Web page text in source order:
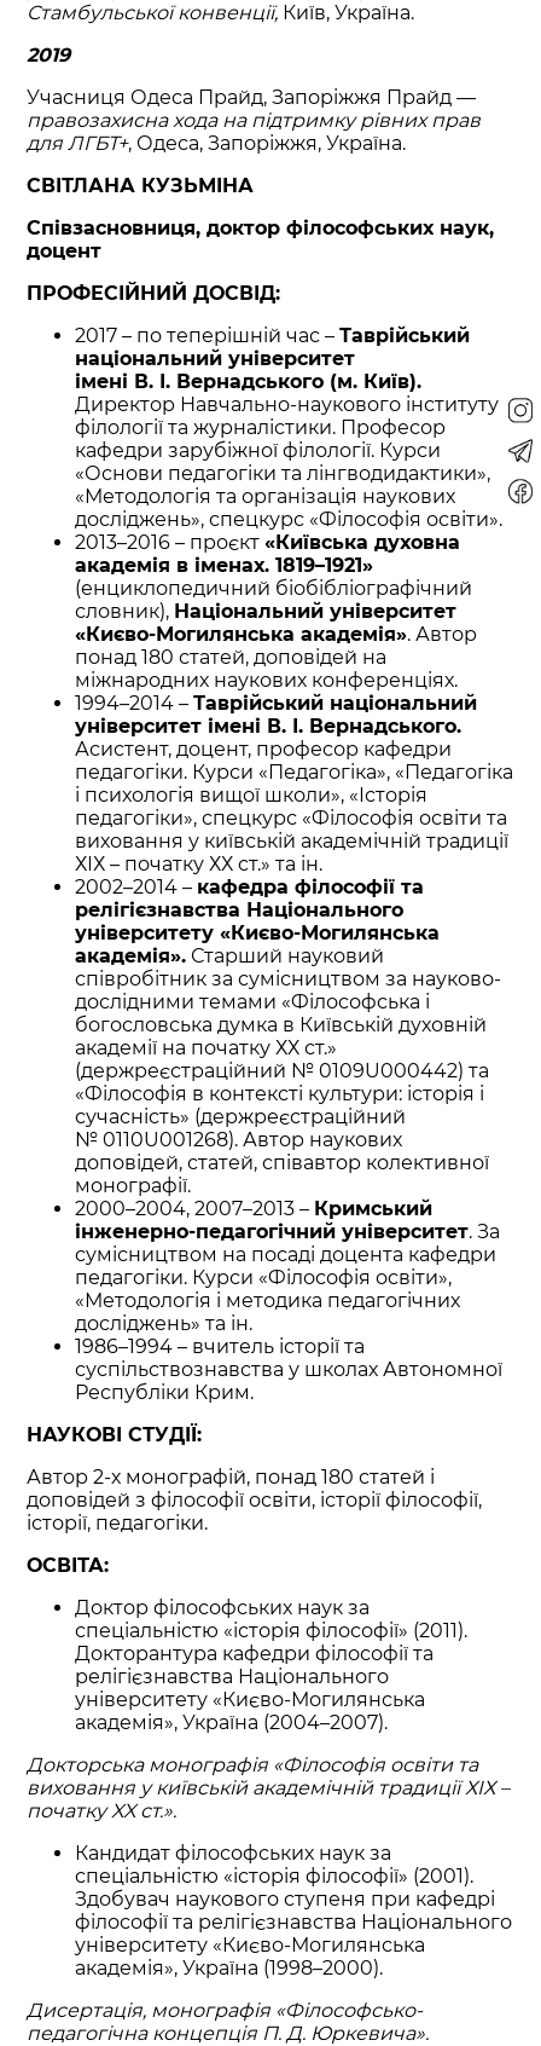
Стамбульської конвенції, Київ, Україна.
2019
Учасниця Одеса Прайд, Запоріжжя Прайд —
правозахисна хода на підтримку рівних прав
для ЛГБТ+, Одеса, Запоріжжя, Україна.
СВІТЛАНА КУЗЬМІНА
Співзасновниця, доктор філософських наук,
доцент
ПРОФЕСІЙНИЙ ДОСВІД:
2017 – по теперішній час –Таврійський
національний університет
імені В. І. Вернадського (м. Київ).
Директор Навчально-наукового інституту
філології та журналістики. Професор
кафедри зарубіжної філології. Курси
«Основи педагогіки та лінгводидактики»,
«Методологія та організація наукових
досліджень», спецкурс «Філософія освіти».
2013–2016 – проєкт«Київська духовна
академія в іменах. 1819–1921»
(енциклопедичний біобібліографічний
словник), Національний університет
«Києво-Могилянська академія». Автор
понад 180 статей, доповідей на
міжнародних наукових конференціях.
1994–2014 –Таврійський національний
університет імені В. І. Вернадського.
Асистент, доцент, професор кафедри
педагогіки. Курси «Педагогіка», «Педагогіка
і психологія вищої школи», «Історія
педагогіки», спецкурс «Філософія освіти та
виховання у київській академічній традиції
ХІХ – початку ХХ ст.» та ін.
2002–2014 – кафедра філософії та
релігієзнавства Національного
університету «Києво-Могилянська
академія». Старший науковий
співробітник за сумісництвом за науково-
дослідними темами «Філософська і
богословська думка в Київській духовній
академії на початку ХХ ст.»
(держреєстраційний № 0109U000442) та
«Філософія в контексті культури: історія і
сучасність» (держреєстраційний
№ 0110U001268). Автор наукових
доповідей, статей, співавтор колективної
монографії.
2000–2004, 2007–2013 – Кримський
інженерно-педагогічний університет. За
сумісництвом на посаді доцента кафедри
педагогіки. Курси «Філософія освіти»,
«Методологія і методика педагогічних
досліджень» та ін.
1986–1994 – вчитель історії та
суспільствознавства у школах Автономної
Республіки Крим.
НАУКОВІ СТУДІЇ:
Автор 2-х монографій, понад 180 статей і
доповідей з філософії освіти, історії філософії,
історії, педагогіки.
ОСВІТА:
Доктор філософських наук за
спеціальністю «історія філософії» (2011).
Докторантура кафедри філософії та
релігієзнавства Національного
університету «Києво-Могилянська
академія», Україна (2004–2007).
Докторська монографія «Філософія освіти та
виховання у київській академічній традиції ХІХ –
початку XX ст.».
Кандидат філософських наук за
спеціальністю «історія філософії» (2001).
Здобувач наукового ступеня при кафедрі
філософії та релігієзнавства Національного
університету «Києво-Могилянська
академія», Україна (1998–2000).
Дисертація, монографія «Філософсько-
педагогічна концепція П. Д. Юркевича».